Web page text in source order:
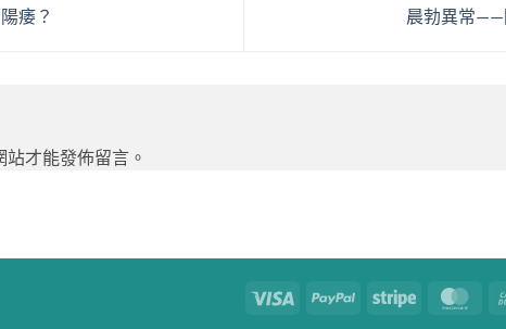
痿？ 晨勃異常——
站才能發佈留言。
Visa PayPal Stripe